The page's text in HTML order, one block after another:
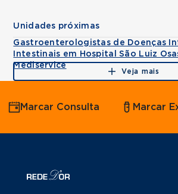
Unidades próximas
Gastroenterologistas de Doenças
Intestinais em Hospital São Luiz
Mediservice
Veja mais
Marcar Consulta Marcar